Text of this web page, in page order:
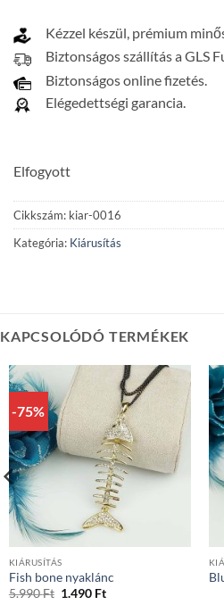
Kézzel készül, prémium
Biztonságos szállítás a GLS
Biztonságos online fizetés.
Elégedettségi garancia.
Elfogyott
Cikkszám: kiar-0016
Kategória: Kiárusítás
KAPCSOLÓDÓ TERMÉKEK
-75%
KIÁRUSÍTÁS
Fish bone nyaklánc
5.990Ft Original
1.490 FtCurrent